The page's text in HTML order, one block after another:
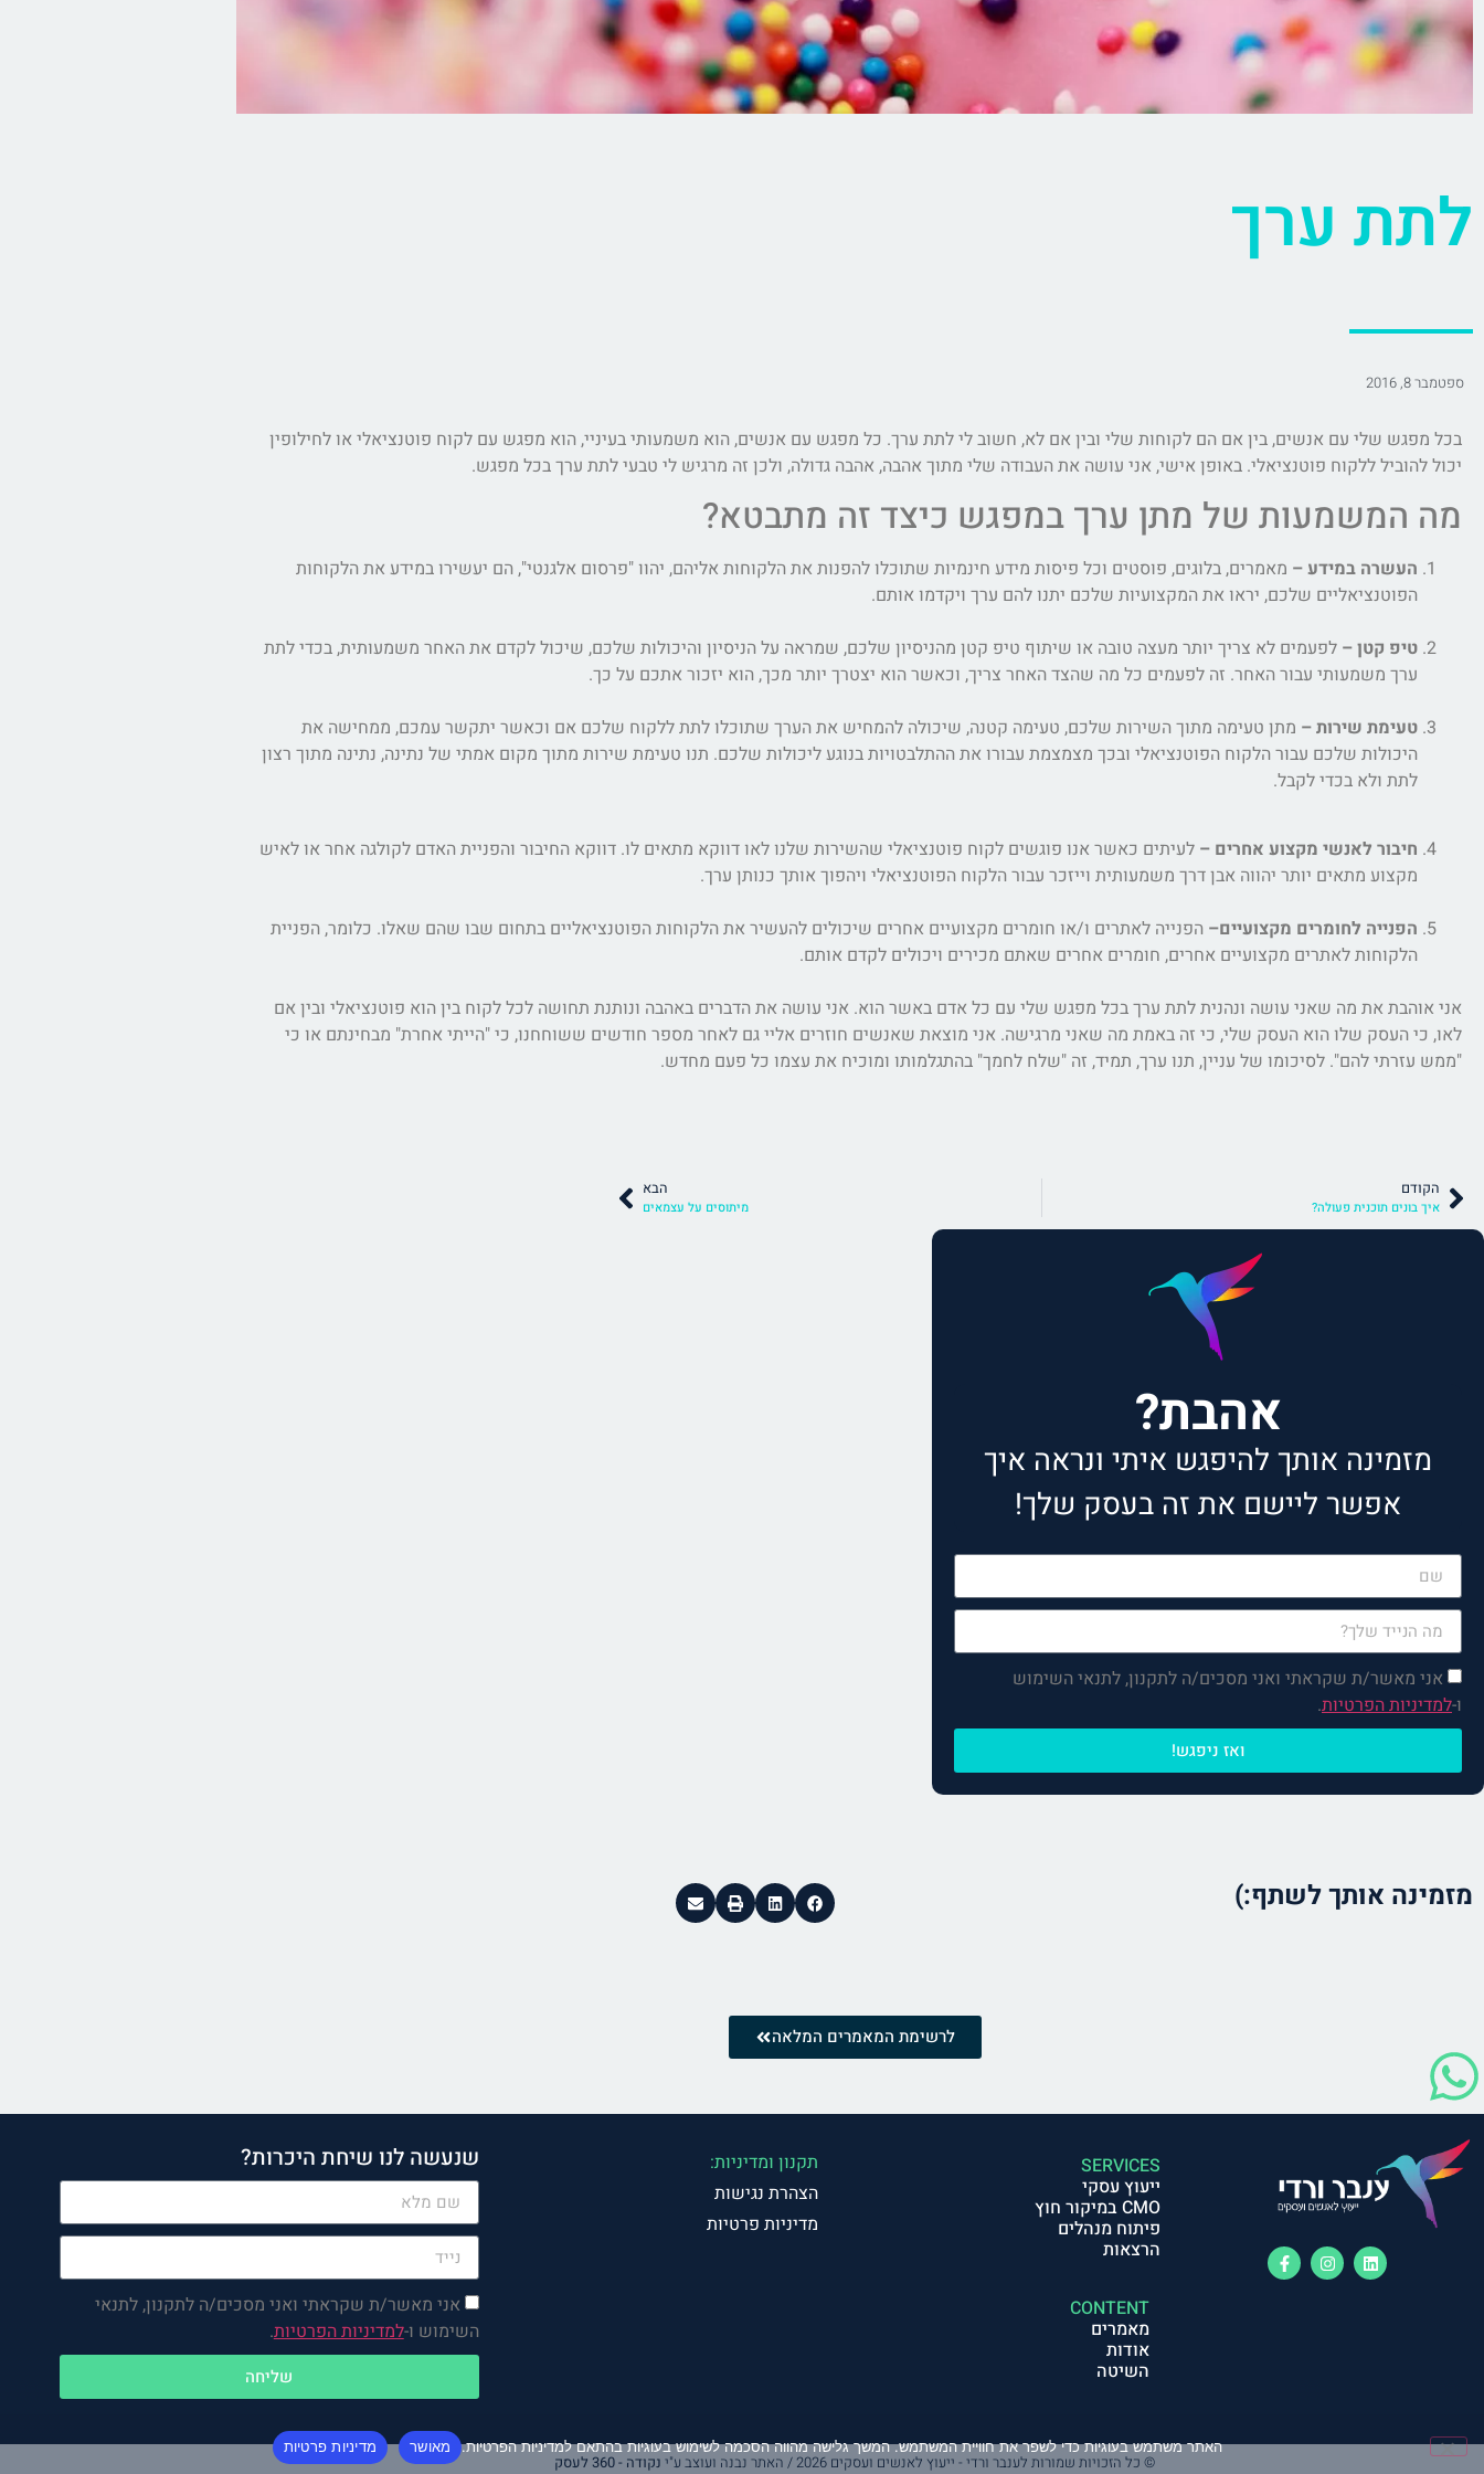
לתת ערך
ספטמבר 8, 2016
בכל מפגש שלי עם אנשים, בין אם הם לקוחות שלי ובין אם לא, חשוב לי לתת ערך. כל מפגש עם אנשים, הוא משמעותי בעיניי, הוא מפגש עם לקוח פוטנציאלי או לחילופין
יכול להוביל ללקוח פוטנציאלי. באופן אישי, אני עושה את העבודה שלי מתוך אהבה, אהבה גדולה, ולכן זה מרגיש לי טבעי לתת ערך בכל מפגש.
מה המשמעות של מתן ערך במפגש כיצד זה מתבטא?
העשרה במידע – מאמרים, בלוגים, פוסטים וכל פיסות מידע חינמיות שתוכלו להפנות את הלקוחות אליהם, יהוו "פרסום אלגנטי", הם יעשירו במידע את הלקוחות
הפוטנציאליים שלכם, יראו את המקצועיות שלכם יתנו להם ערך ויקדמו אותם.
טיפ קטן – לפעמים לא צריך יותר מעצה טובה או שיתוף טיפ קטן מהניסיון שלכם, שמראה על הניסיון והיכולות שלכם, שיכול לקדם את האחר משמעותית, בכדי לתת
ערך משמעותי עבור האחר. זה לפעמים כל מה שהצד האחר צריך, וכאשר הוא יצטרך יותר מכך, הוא יזכור אתכם על כך.
טעימת שירות – מתן טעימה מתוך השירות שלכם, טעימה קטנה, שיכולה להמחיש את הערך שתוכלו לתת ללקוח שלכם אם וכאשר יתקשר עמכם, ממחישה את
היכולות שלכם עבור הלקוח הפוטנציאלי ובכך מצמצמת עבורו את ההתלבטויות בנוגע ליכולות שלכם. תנו טעימת שירות מתוך מקום אמתי של נתינה, נתינה מתוך רצון
לתת ולא בכדי לקבל.
חיבור לאנשי מקצוע אחרים – לעיתים כאשר אנו פוגשים לקוח פוטנציאלי שהשירות שלנו לאו דווקא מתאים לו. דווקא החיבור והפניית האדם לקולגה אחר או לאיש
מקצוע מתאים יותר יהווה אבן דרך משמעותית וייזכר עבור הלקוח הפוטנציאלי ויהפוך אותך כנותן ערך.
הפנייה לחומרים מקצועיים– הפנייה לאתרים ו/או חומרים מקצועיים אחרים שיכולים להעשיר את הלקוחות הפוטנציאליים בתחום שבו שהם שאלו. כלומר, הפניית
הלקוחות לאתרים מקצועיים אחרים, חומרים אחרים שאתם מכירים ויכולים לקדם אותם.
אני אוהבת את מה שאני עושה ונהנית לתת ערך בכל מפגש שלי עם כל אדם באשר הוא. אני עושה את הדברים באהבה ונותנת תחושה לכל לקוח בין הוא פוטנציאלי ובין אם
לאו, כי העסק שלו הוא העסק שלי, כי זה באמת מה שאני מרגישה. אני מוצאת שאנשים חוזרים אליי גם לאחר מספר חודשים ששוחחנו, כי "הייתי אחרת" מבחינתם או כי
"ממש עזרתי להם". לסיכומו של עניין, תנו ערך, תמיד, זה "שלח לחמך" בהתגלמותו ומוכיח את עצמו כל פעם מחדש.
הקודם
איך בונים תוכנית פעולה?
הבא
מיתוסים על עצמאים
אהבת?
מזמינה אותך להיפגש איתי ונראה איך
אפשר ליישם את זה בעסק שלך!
אני מאשר/ת שקראתי ואני מסכים/ה לתקנון, לתנאי השימוש
ו-למדיניות הפרטיות.
ואז ניפגש!
מזמינה אותך לשתף:)
לרשימת המאמרים המלאה
SERVICES
ייעוץ עסקי
CMO במיקור חוץ
פיתוח מנהלים
הרצאות
CONTENT
מאמרים
אודות
השיטה
תקנון ומדיניות:
הצהרת נגישות
מדיניות פרטיות
שנעשה לנו שיחת היכרות?
אני מאשר/ת שקראתי ואני מסכים/ה לתקנון, לתנאי
השימוש ו-למדיניות הפרטיות.
שליחה
© כל הזכויות שמורות לענבר ורדי - ייעוץ לאנשים ועסקים 2026 / האתר נבנה ועוצב ע"י נקודה - 360 לעסק
האתר משתמש בעוגיות כדי לשפר את חוויית המשתמש. המשך גלישה מהווה הסכמה לשימוש בעוגיות בהתאם למדיניות הפרטיות. מאושר מדיניות פרטיות